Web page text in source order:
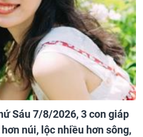
Sáu 7/8/2026, 3 con giáp
núi, lộc nhiều hơn sông,